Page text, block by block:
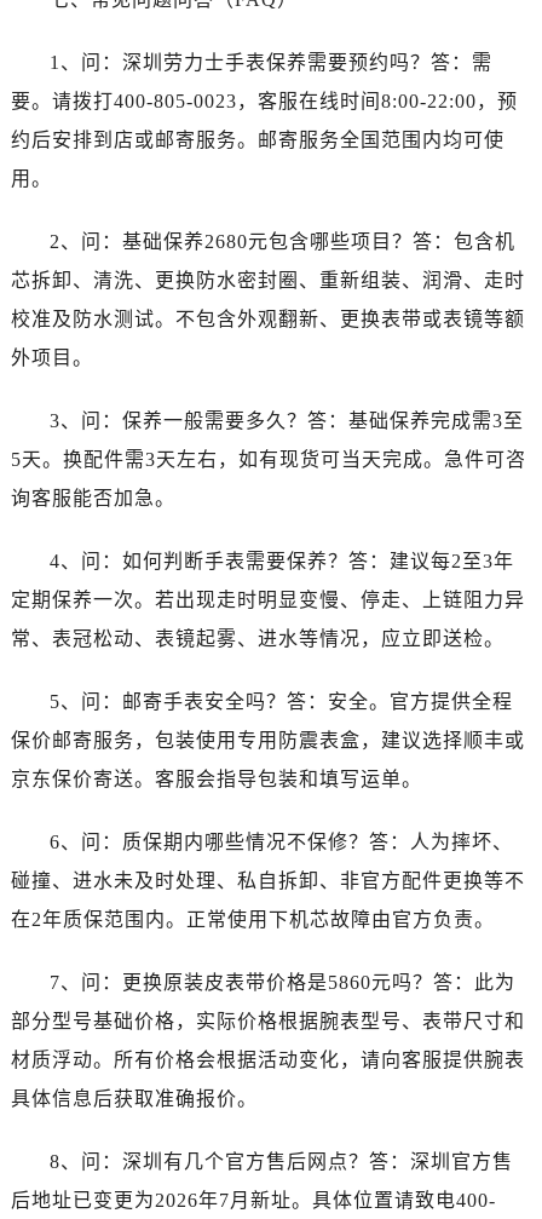
云南省文山壮族苗族自治州文山市东风路劳力士售后服务中心（需提前预约）
云南省西双版纳傣族自治州景洪市宣慰大道劳力士售后服务中心（需提前预约）
云南省玉溪市红塔区南北大街劳力士售后服务中心（需提前预约）
新疆维吾尔自治区乌鲁木齐市天山区红山路26号时代广场（CCMALL）C座17层17-B劳力士售后服务中心（需提前预约）
浙江省温州市鹿城区锦绣路1067号置信广场10层1015室劳力士售后服务中心（需提前预约）
黑龙江省哈尔滨市道里区友谊西路600号富力中心T2座写字楼29层03室室劳力士售后服务中心（需提前预约）
广东省东莞市东城街道鸿福东路1号民盈国贸中心T1写字楼9层907室劳力士售后服务中心（需提前预约）
江苏省无锡市梁溪区人民中路139号恒隆广场写字楼1座11层1104室劳力士售后服务中心（需提前预约）
湖北省武汉市江汉区解放大道686号世界贸易大厦38层09室劳力士售后服务中心（需提前预约）
福建省泉州市丰泽区宝洲路729号浦西万达中心写字楼A座7楼709室劳力士售后服务中心（需提前预约）
吉林省长春市朝阳区西安大路727号中银大厦A座(旺进大厦)18层09室劳力士售后服务中心（需提前预约）
陕西省西安市碑林区南关正街88号华侨城长安国际中心E座6楼10室劳力士售后服务中心（需提前预约）
海南省海口市龙华区金贸东路5号海口华润大厦B座17层1707室劳力士售后服务中心（需提前预约）
台州市椒江区东海大道1800号腾达中心东1幢20楼2002室劳力士售后服务中心（需提前预约）
呼和浩特市玉泉区大学西街70号华润万象城写字楼（鄂尔多斯大厦）23层2326室劳力士售后服务中心（需提前预约）
兰州市七里河区西津西路16号兰州中心写字楼21层2102室劳力士售后服务中心（需提前预约）
1、问：深圳劳力士手表保养需要预约吗？答：需
要。请拨打400-805-0023，客服在线时间8:00-22:00，预
约后安排到店或邮寄服务。邮寄服务全国范围内均可使
用。
2、问：基础保养2680元包含哪些项目？答：包含机
芯拆卸、清洗、更换防水密封圈、重新组装、润滑、走时
校准及防水测试。不包含外观翻新、更换表带或表镜等额
外项目。
3、问：保养一般需要多久？答：基础保养完成需3至
5天。换配件需3天左右，如有现货可当天完成。急件可咨
询客服能否加急。
4、问：如何判断手表需要保养？答：建议每2至3年
定期保养一次。若出现走时明显变慢、停走、上链阻力异
常、表冠松动、表镜起雾、进水等情况，应立即送检。
5、问：邮寄手表安全吗？答：安全。官方提供全程
保价邮寄服务，包装使用专用防震表盒，建议选择顺丰或
京东保价寄送。客服会指导包装和填写运单。
6、问：质保期内哪些情况不保修？答：人为摔坏、
碰撞、进水未及时处理、私自拆卸、非官方配件更换等不
在2年质保范围内。正常使用下机芯故障由官方负责。
7、问：更换原装皮表带价格是5860元吗？答：此为
部分型号基础价格，实际价格根据腕表型号、表带尺寸和
材质浮动。所有价格会根据活动变化，请向客服提供腕表
具体信息后获取准确报价。
8、问：深圳有几个官方售后网点？答：深圳官方售
后地址已变更为2026年7月新址。具体位置请致电400-